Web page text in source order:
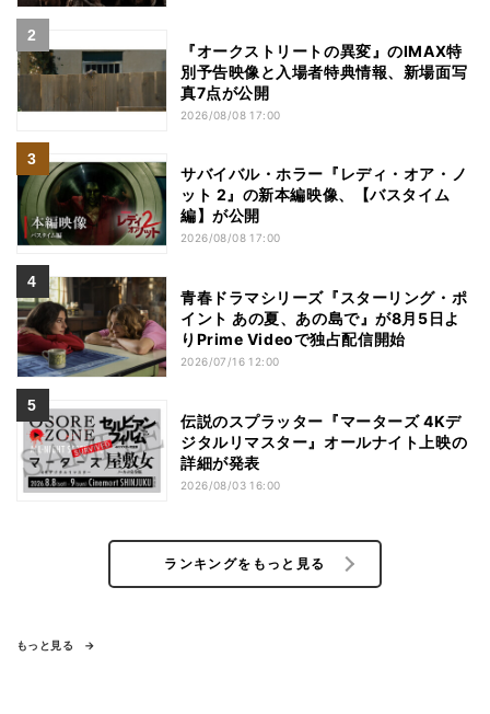
『オークストリートの異変』のIMAX特
別予告映像と入場者特典情報、新場面写
真7点が公開
2026/08/08 17:00
サバイバル・ホラー『レディ・オア・ノ
ット 2』の新本編映像、【バスタイム
編】が公開
2026/08/08 17:00
青春ドラマシリーズ『スターリング・ポ
イント あの夏、あの島で』が8月5日よ
りPrime Videoで独占配信開始
2026/07/16 12:00
伝説のスプラッター『マーターズ 4Kデ
ジタルリマスター』オールナイト上映の
詳細が発表
2026/08/03 16:00
ランキングをもっと見る
もっと見る